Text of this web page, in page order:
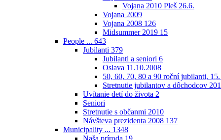
Vojana 2010 Pleš 26.6.
Vojana 2009
Vojana 2008 126
Midsummer 2019 15
People ... 643
Jubilanti 379
Jubilanti a seniori 6
Oslava 11.10.2008
50, 60, 70, 80 a 90 roční jubilanti,
Stretnutie jubilantov a dôchodcov
Uvítanie detí do života 2
Seniori
Stretnutie s občanmi 2010
Návšteva prezidenta 2008 137
Municipality ... 1348
Naša príroda 19